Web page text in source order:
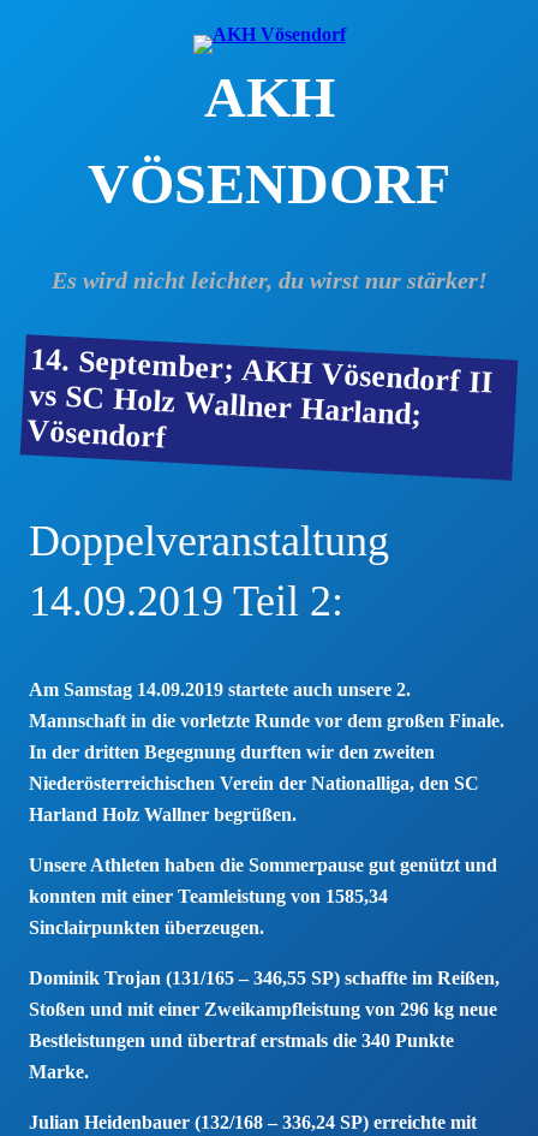
AKH
VÖSENDORF
Es wird nicht leichter, du wirst nur stärker!
14. September; AKH Vösendorf II
vs SC Holz Wallner Harland;
Vösendorf
Doppelveranstaltung
14.09.2019 Teil 2:
Am Samstag 14.09.2019 startete auch unsere 2.
Mannschaft in die vorletzte Runde vor dem großen Finale.
In der dritten Begegnung durften wir den zweiten
Niederösterreichischen Verein der Nationalliga, den SC
Harland Holz Wallner begrüßen.
Unsere Athleten haben die Sommerpause gut genützt und
konnten mit einer Teamleistung von 1585,34
Sinclairpunkten überzeugen.
Dominik Trojan (131/165 – 346,55 SP) schaffte im Reißen,
Stoßen und mit einer Zweikampfleistung von 296 kg neue
Bestleistungen und übertraf erstmals die 340 Punkte
Marke.
Julian Heidenbauer (132/168 – 336,24 SP) erreichte mit